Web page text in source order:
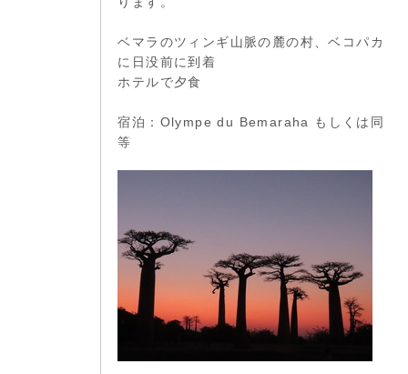
ベマラのツィンギ山脈の麓の村、ベコパカ
に日没前に到着
ホテルで夕食
宿泊：Olympe du Bemaraha もしくは同
等